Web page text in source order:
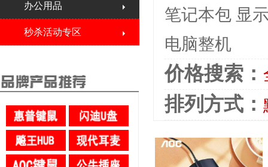
办公用品
秒杀活动专区
笔记本包 显
电脑整机
价格搜索：
排列方式：